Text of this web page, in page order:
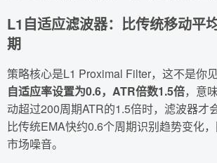
L1自适应滤波器：比传统移动平
期
策略核心是L1 Proximal Filter，这不是你
自适应率设置为0.6，ATR倍数1.5倍，意
动超过200周期ATR的1.5倍时，滤波器才
比传统EMA快约0.6个周期识别趋势变化
市场噪音。